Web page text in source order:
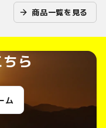
商品一覧を見る
ら
ム